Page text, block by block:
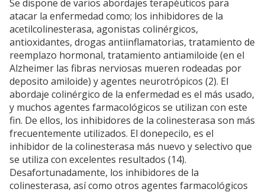
Se dispone de varios abordajes terapéuticos para
atacar la enfermedad como; los inhibidores de la
acetilcolinesterasa, agonistas colinérgicos,
antioxidantes, drogas antiinflamatorias, tratamiento de
reemplazo hormonal, tratamiento antiamiloide (en el
Alzheimer las fibras nerviosas mueren rodeadas por
deposito amiloide) y agentes neurotrópicos (2). El
abordaje colinérgico de la enfermedad es el más usado,
y muchos agentes farmacológicos se utilizan con este
fin. De ellos, los inhibidores de la colinesterasa son más
frecuentemente utilizados. El donepecilo, es el
inhibidor de la colinesterasa más nuevo y selectivo que
se utiliza con excelentes resultados (14).
Desafortunadamente, los inhibidores de la
colinesterasa, así como otros agentes farmacológicos